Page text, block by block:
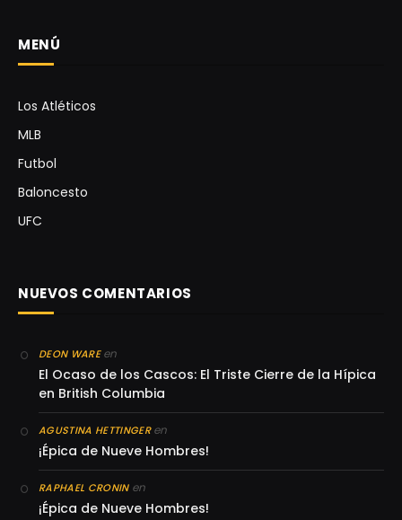
MENÚ
Los Atléticos
MLB
Futbol
Baloncesto
UFC
NUEVOS COMENTARIOS
DEON WAREen
El Ocaso de los Cascos: El Triste Cierre de la Hípica
en British Columbia
AGUSTINA HETTINGERen
¡Épica de Nueve Hombres!
RAPHAEL CRONINen
¡Épica de Nueve Hombres!